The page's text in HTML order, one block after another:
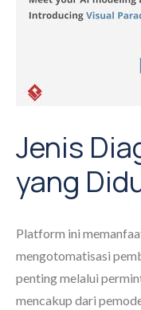
Jenis
yang
Platform ini
mengotomatisasi
penting melalui
mencakup dari